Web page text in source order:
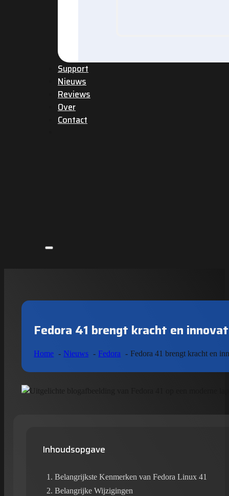
Support
Nieuws
Reviews
Over
Contact
Fedora 41 brengt kracht en
Home Nieuws Fedora Fedora 41 brengt kracht en
Inhoudsopgave
Belangrijkste Kenmerken van Fedora Linux 41
Belangrijke Wijzigingen